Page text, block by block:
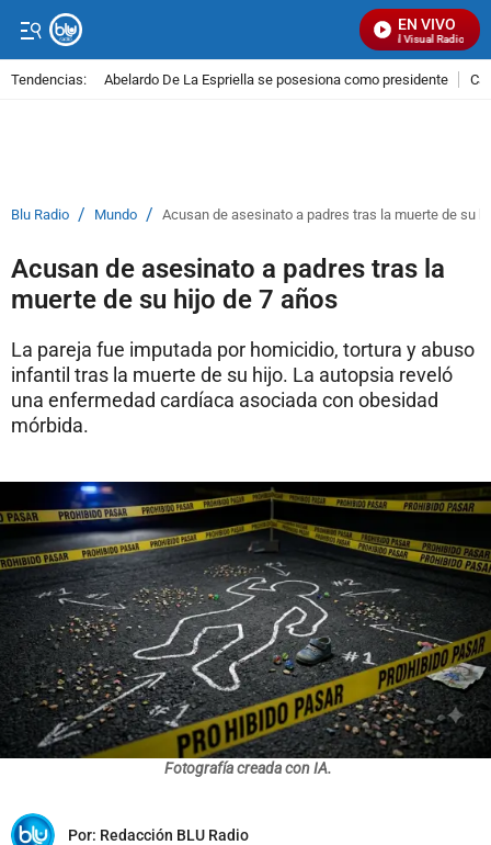
EN VIVO
Señal Visual Radio
Tendencias: Abelardo De La Espriella se posesiona como presidente
Blu Radio / Mundo / Acusan de asesinato a padres tras la muerte de su
Acusan de asesinato a padres tras la
muerte de su hijo de 7 años
La pareja fue imputada por homicidio, tortura y abuso
infantil tras la muerte de su hijo. La autopsia reveló
una enfermedad cardíaca asociada con obesidad
mórbida.
Fotografía creada con IA.
Por: Redacción BLU Radio